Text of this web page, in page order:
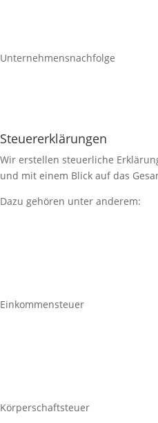
Unternehmensnachfolge
Steuererklärungen
Wir erstellen steuerliche
und mit einem Blick auf das
Dazu gehören unter anderem:
Einkommensteuer
Körperschaftsteuer